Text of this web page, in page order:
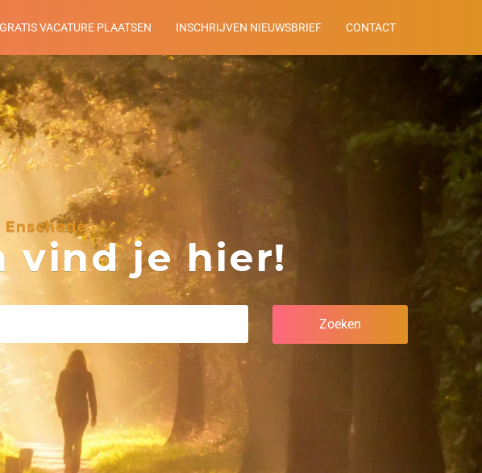
GRATIS VACATURE PLAATSEN INSCHRIJVEN NIEUWSBRIEF CONTACT
vind je hier!